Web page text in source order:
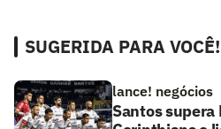
SUGERIDA PARA VOCÊ!
lance! negócios
Santos supera